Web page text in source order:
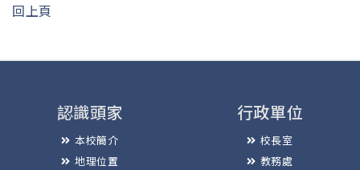
回上頁
認識頭家
本校簡介
地理位置
行政單位
校長室
教務處